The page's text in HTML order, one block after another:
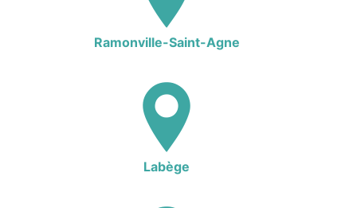
Ramonville-Saint-Agne
Labège